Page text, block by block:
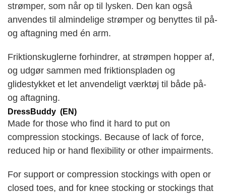
strømper, som når op til lysken. Den kan også
anvendes til almindelige strømper og benyttes til på-
og aftagning med én arm.
Friktionskuglerne forhindrer, at strømpen hopper af,
og udgør sammen med friktionspladen og
glidestykket et let anvendeligt værktøj til både på-
og aftagning.
DressBuddy (EN)
Made for those who find it hard to put on
compression stockings. Because of lack of force,
reduced hip or hand flexibility or other impairments.
For support or compression stockings with open or
closed toes, and for knee stocking or stockings that